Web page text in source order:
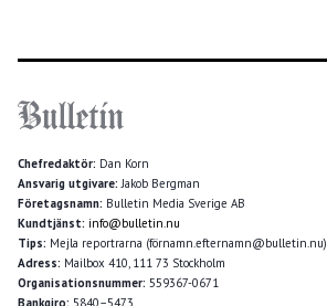
Chefredaktör: Dan Korn
Ansvarig utgivare:Jakob Bergman
Företagsnamn: Bulletin Media Sverige AB
Kundtjänst: info@bulletin.nu
Tips: Mejla reportrarna (förnamn.efternamn@bulletin.nu)
Adress: Mailbox 410, 111 73 Stockholm
Organisationsnummer: 559367-0671
Bankgiro: 5840–5473